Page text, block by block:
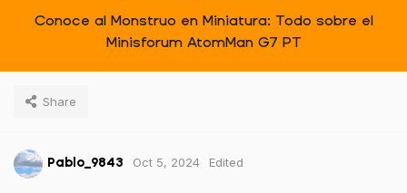
Conoce al Monstruo en Miniatura: Todo sobre el
Minisforum AtomMan G7 PT
Share
Pablo_9843 Oct 5, 2024 Edited